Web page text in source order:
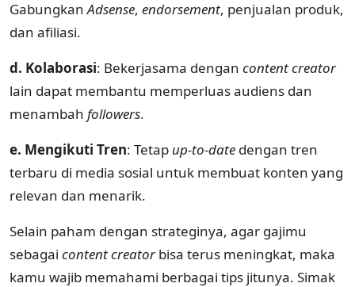
GabungkanAdsense, endorsement, penjualan produk,
dan afiliasi.
d. Kolaborasi: Bekerjasama dengan content creator
lain dapat membantu memperluas audiens dan
menambah followers.
e. Mengikuti Tren: Tetap up-to-date dengan tren
terbaru di media sosial untuk membuat konten yang
relevan dan menarik.
Selain paham dengan strateginya, agar gajimu
sebagai content creatorbisa terus meningkat, maka
kamu wajib memahami berbagai tips jitunya. Simak